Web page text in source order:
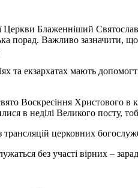
Церкви Блаженніший
порад. Важливо
та екзархатах мають
Воскресіння Христового в
в неділі Великого посту,
церковних
без участі вірних –